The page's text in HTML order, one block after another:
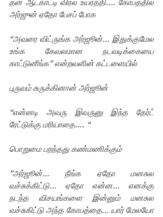
தன் ஆட்காட்டி விரல் உயர்த்தி…. கோபத்தில்
அர்ஜுன் ஏதோ பேசப் போக
“அவரை விட்ருங்க அர்ஜூன்… இதுக்குமேல
உங்க கேவலமான நடவடிக்கையை
காட்டுனீங்க” என்றவளின் கட்டளையில்
புருவம் சுருக்கினான் அர்ஜூன்
“என்னடி அவரு இவருனு இந்த தேர்ட்
ரேட்டுக்கு மரியாதை…. “
பொறுமை பறந்தது கண்மணிக்கும்
”அர்ஜூன்… நீங்க ஏதோ மனசுல
வச்சுக்கிட்டு… ஏதோ என்ன… எனக்கு
நடந்த விசயங்களை இன்னும் மனசுல
வச்சுகிட்டு அந்த கோபத்தை… யார் மேலயோ